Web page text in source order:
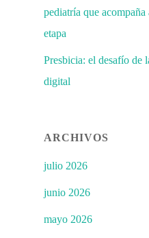
pediatría que
etapa
Presbicia: el desafío de
digital
ARCHIVOS
julio 2026
junio 2026
mayo 2026